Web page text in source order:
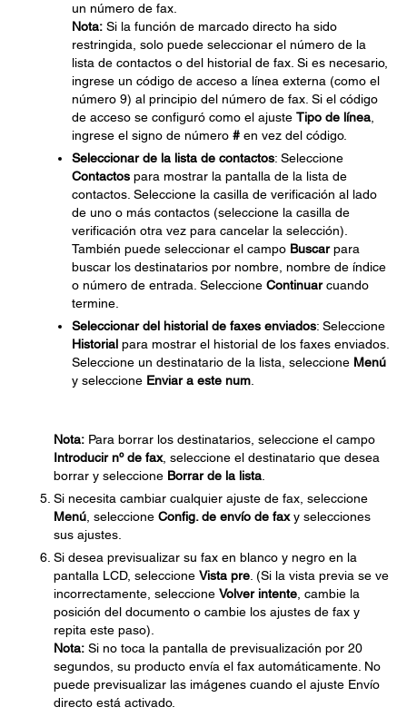
un número de fax.
Nota: Si la función de marcado directo ha sido
restringida, solo puede seleccionar el número de la
lista de contactos o del historial de fax. Si es necesario,
ingrese un código de acceso a línea externa (como el
número 9) al principio del número de fax. Si el código
de acceso se configuró como el ajuste Tipo de línea
ingrese el signo de número # en vez del código.
Seleccionar de la lista de contactos: Seleccione
Contactos para mostrar la pantalla de la lista de
contactos. Seleccione la casilla de verificación al lado
de uno o más contactos (seleccione la casilla de
verificación otra vez para cancelar la selección).
También puede seleccionar el campo Buscarpara
buscar los destinatarios por nombre, nombre de índice
o número de entrada. Seleccione Continuarcuando
termine.
Seleccionar del historial de faxes enviados: Seleccione
Historial para mostrar el historial de los faxes enviados.
Seleccione un destinatario de la lista, seleccione Menú
y seleccione Enviar a este num
Nota: Para borrar los destinatarios, seleccione el campo
Introducir nº de fax, seleccione el destinatario que desea
borrar y seleccione Borrar de la lista
Si necesita cambiar cualquier ajuste de fax, seleccione
Menú , seleccione Config. de envío de faxy selecciones
sus ajustes.
Si desea previsualizar su fax en blanco y negro en la
pantalla LCD, seleccione Vista pre . (Si la vista previa se ve
incorrectamente, seleccione Volver intente , cambie la
posición del documento o cambie los ajustes de fax y
repita este paso).
Nota: Si no toca la pantalla de previsualización por 20
segundos, su producto envía el fax automáticamente. No
puede previsualizar las imágenes cuando el ajuste Envío
directo está activado.